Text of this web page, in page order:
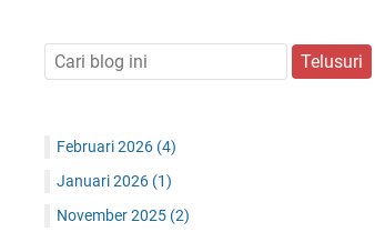
Februari 2026 (4)
Januari 2026 (1)
November 2025 (2)